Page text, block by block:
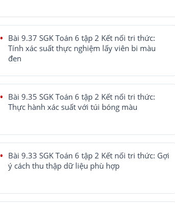
Bài 9.37 SGK Toán 6 tập 2 Kết nối tri thức:
Tính xác suất thực nghiệm lấy viên bi màu
đen
Bài 9.35 SGK Toán 6 tập 2 Kết nối tri thức:
Thực hành xác suất với túi bóng màu
Bài 9.33 SGK Toán 6 tập 2 Kết nối tri thức: Gợi
ý cách thu thập dữ liệu phù hợp